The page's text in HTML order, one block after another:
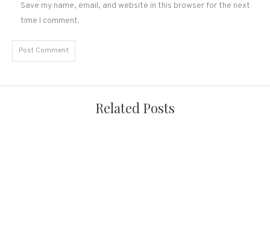
Save my name, email, and website in this browser for the next
time I comment.
Related Posts